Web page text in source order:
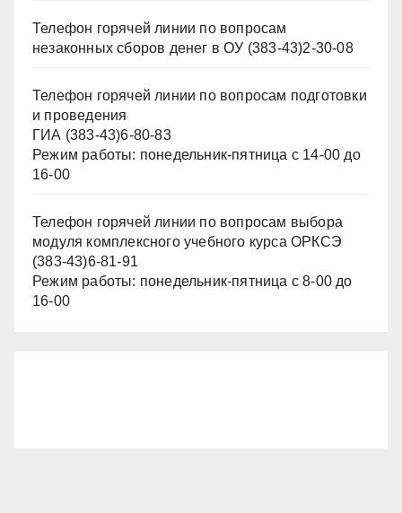
Телефон горячей линии по вопросам
незаконных сборов денег в ОУ (383-43)2-30-08
Телефон горячей линии по вопросам подготовки
и проведения
ГИА (383-43)6-80-83
Режим работы: понедельник-пятница с 14-00 до
16-00
Телефон горячей линии по вопросам выбора
модуля комплексного учебного курса ОРКСЭ
(383-43)6-81-91
Режим работы: понедельник-пятница с 8-00 до
16-00